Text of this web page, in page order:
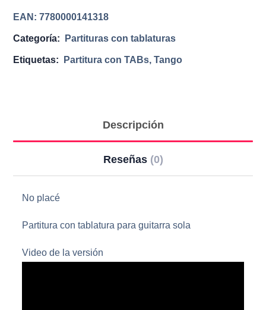
EAN:7780000141318
Categoría: Partituras con tablaturas
Etiquetas: Partitura con TABs,Tango
Descripción
Reseñas (0)
No placé
Partitura con tablatura para guitarra sola
Video de la versión